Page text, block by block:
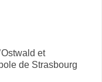
et
de Strasbourg